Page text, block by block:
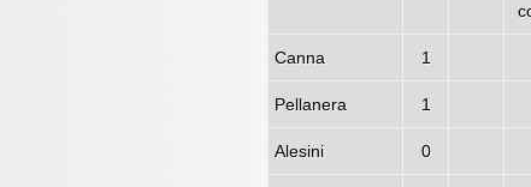
Canna 1
Pellanera 1
Alesini 0